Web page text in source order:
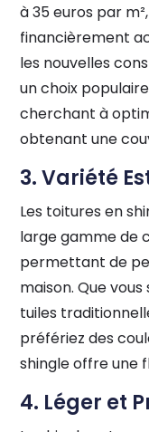
à 35 euros par
financièrement
les nouvelles
un choix
cherchant à
obtenant une
3. Variété
Les toitures en
large gamme de
permettant de
maison. Que
tuiles
préfériez des
shingle offre une
4. Léger et